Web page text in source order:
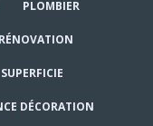
PLOMBIER
RÉNOVATION
SUPERFICIE
DÉCORATION